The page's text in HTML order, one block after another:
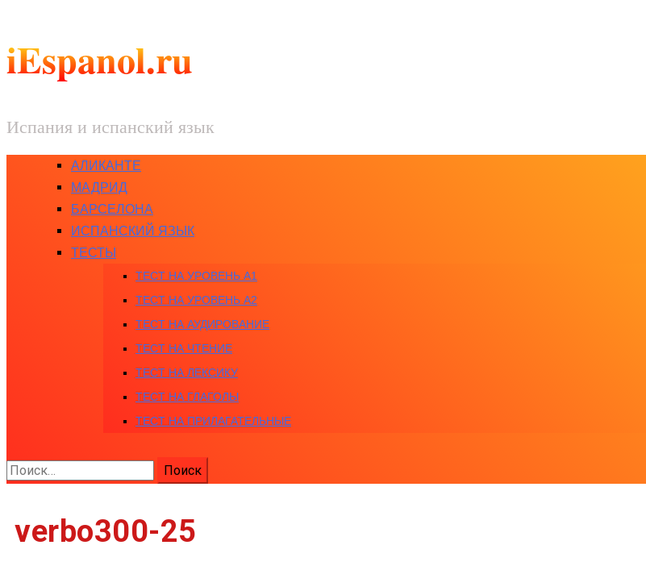
iEspanol.ru
Испания и испанский язык
АЛИКАНТЕ
МАДРИД
БАРСЕЛОНА
ИСПАНСКИЙ ЯЗЫК
ТЕСТЫ
ТЕСТ НА УРОВЕНЬ A1
ТЕСТ НА УРОВЕНЬ A2
ТЕСТ НА АУДИРОВАНИЕ
ТЕСТ НА ЧТЕНИЕ
ТЕСТ НА ЛЕКСИКУ
ТЕСТ НА ГЛАГОЛЫ
ТЕСТ НА ПРИЛАГАТЕЛЬНЫЕ
Найти:
verbo300-25